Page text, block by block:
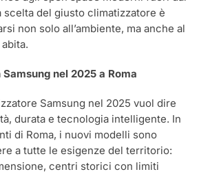
scelta del giusto climatizzatore è
non solo all’ambiente, ma anche al
nel 2025 a Roma
Samsung nel 2025 vuol dire
durata e tecnologia intelligente. In
di Roma, i nuovi modelli sono
a tutte le esigenze del territorio:
centri storici con limiti